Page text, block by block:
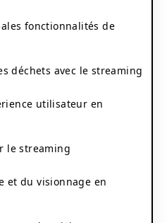
fonctionnalités de
déchets avec le streaming
utilisateur en
le streaming
et du visionnage en